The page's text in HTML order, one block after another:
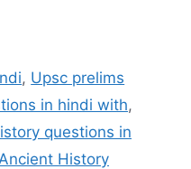
, Upsc prelims
in hindi with,
questions in
History